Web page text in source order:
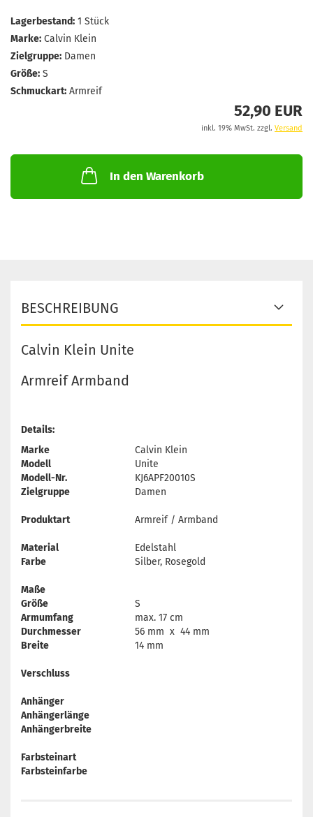
Lagerbestand: 1 Stück
Marke: Calvin Klein
Zielgruppe: Damen
Größe: S
Schmuckart: Armreif
52,90 EUR
inkl. 19% MwSt. zzgl. Versand
In den Warenkorb
BESCHREIBUNG
Calvin Klein Unite
Armreif Armband
Details:
Marke
Calvin Klein
Modell
Unite
Modell-Nr.
KJ6APF20010S
Zielgruppe
Damen
Produktart Armreif / Armband
Material
Edelstahl
Farbe
Silber, Rosegold
Maße
Größe
S
Armumfang
max. 17 cm
Durchmesser
56 mm x 44 mm
Breite
14 mm
Verschluss
Anhänger
Anhängerlänge
Anhängerbreite
Farbsteinart
Farbsteinfarbe